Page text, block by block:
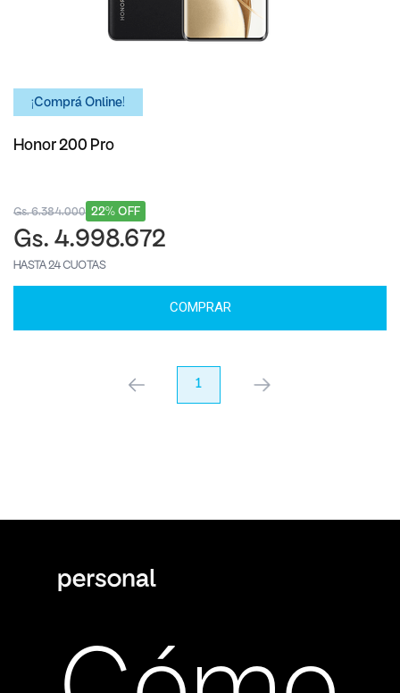
¡Comprá Online!
Honor 200 Pro
22% OFF
Gs. 6.384.000
Gs. 4.998.672
HASTA 24 CUOTAS
COMPRAR
anterior 1 próximo